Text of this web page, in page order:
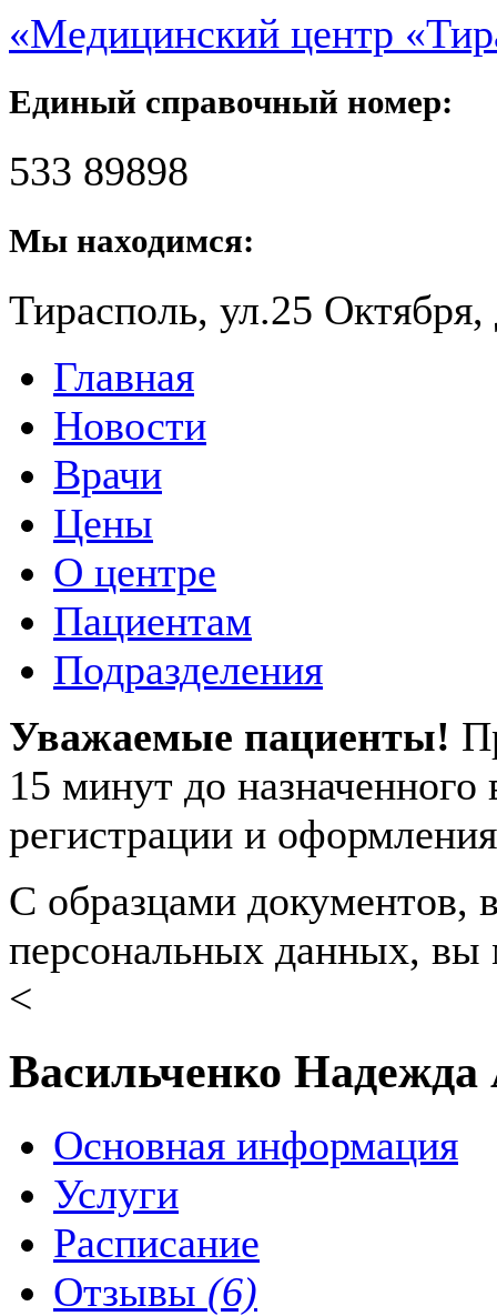
«Медицинский центр
Единый справочный номер:
533 89898
Мы находимся:
Тирасполь, ул.25 Октября,
Главная
Новости
Врачи
Цены
О центре
Пациентам
Подразделения
Уважаемые пациенты!
15 минут до
регистрации и
С образцами документов,
персональных данных, вы
<
Васильченко Надежда
Основная информация
Услуги
Расписание
Отзывы (6)